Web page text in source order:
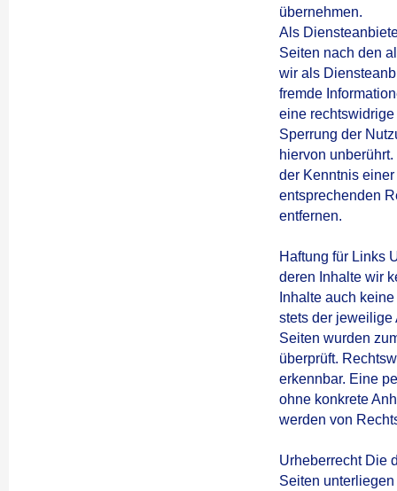
übernehmen.
Als
Seiten nach den
wir als
fremde
eine
Sperrung der
hiervon
der Kenntnis
entsprechenden
entfernen.
Haftung für Links
deren Inhalte wir
Inhalte auch
stets der jeweilige
Seiten wurden
überprüft.
erkennbar. Eine
ohne konkrete
werden von
Urheberrecht Die
Seiten